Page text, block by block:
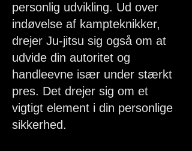
personlig udvikling. Ud over
indøvelse af kampteknikker,
drejer Ju-jitsu sig også om at
udvide din autoritet og
handleevne især under stærkt
pres. Det drejer sig om et
vigtigt element i din personlige
sikkerhed.